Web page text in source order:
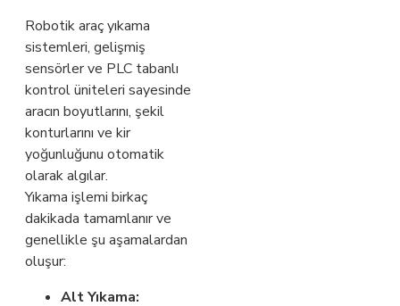
Robotik araç yıkama
sistemleri, gelişmiş
sensörler ve PLC tabanlı
kontrol üniteleri sayesinde
aracın boyutlarını, şekil
konturlarını ve kir
yoğunluğunu otomatik
olarak algılar.
Yıkama işlemi birkaç
dakikada tamamlanır ve
genellikle şu aşamalardan
oluşur:
Alt Yıkama: